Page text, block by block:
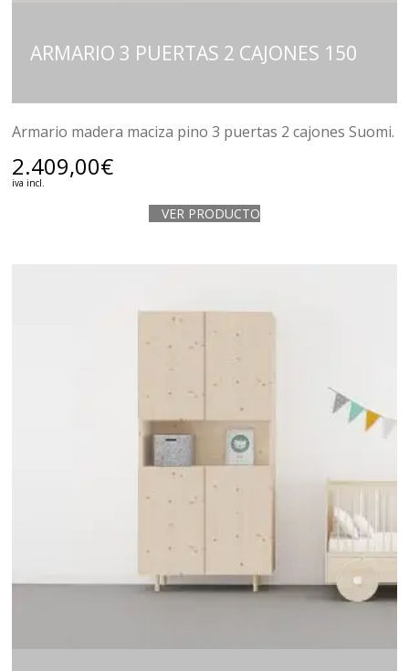
ARMARIO 3 PUERTAS 2 CAJONES 150
Armario madera maciza pino 3 puertas 2 cajones Suomi.
2.409,00€
iva incl.
VER PRODUCTO